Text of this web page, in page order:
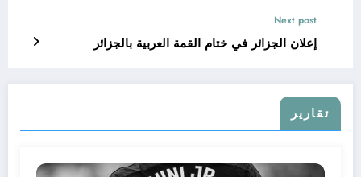
Next post
إعلان الجزائر في ختام القمة العربية بالجزائر
تقارير